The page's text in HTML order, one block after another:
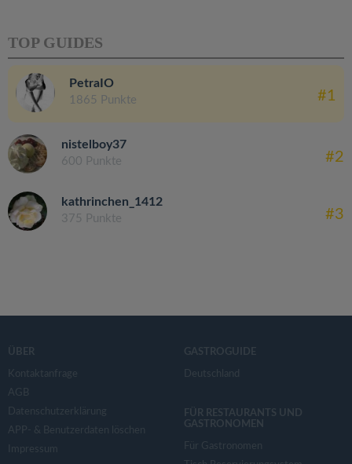
TOP GUIDES
PetraIO
1865 Punkte #1
nistelboy37
600 Punkte #2
kathrinchen_1412
375 Punkte #3
ÜBER
Kontaktanfrage
AGB
Datenschutzerklärung
APP- & Benutzerdaten löschen
Impressum
GASTROGUIDE
Deutschland
FÜR RESTAURANTS UND
GASTRONOMEN
Für Gastronomen